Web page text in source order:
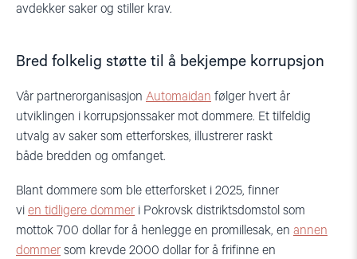
avdekker saker og stiller krav.
Bred folkelig støtte til å bekjempe korrupsjon
Vår partnerorganisasjon Automaidan følger hvert år
utviklingen i korrupsjonssaker mot dommere. Et tilfeldig
utvalg av saker som etterforskes, illustrerer raskt
både bredden og omfanget.
Blant dommere som ble etterforsket i 2025, finner
vi en tidligere dommer i Pokrovsk distriktsdomstol som
mottok 700 dollar for å henlegge en promillesak, en annen
dommer som krevde 2000 dollar for å frifinne en